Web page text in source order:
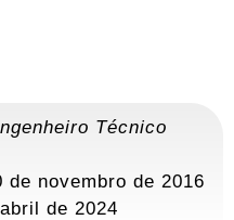
Técnico
novembro de 2016
de 2024